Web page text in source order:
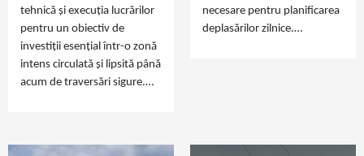
tehnică și execuția lucrărilor
pentru un obiectiv de
investiții esențial într-o zonă
intens circulată și lipsită până
acum de traversări sigure.…
necesare pentru planificarea
deplasărilor zilnice.…